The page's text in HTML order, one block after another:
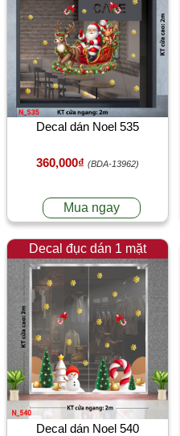
Decal dán Noel 535
360,000₫ (BDA-13962)
Mua ngay
Decal đục dán 1 mặt
Decal dán Noel 540